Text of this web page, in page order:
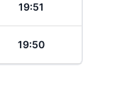
19:51
19:50